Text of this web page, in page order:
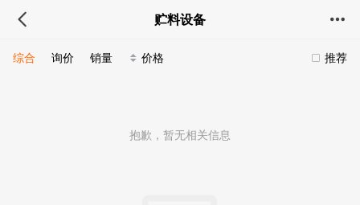
贮料设备
推荐
综合 询价 销量 价格
抱歉，暂无相关信息